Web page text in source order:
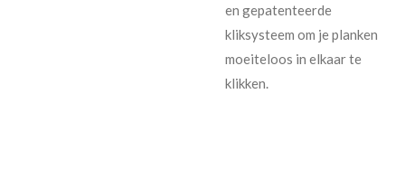
en gepatenteerde
kliksysteem om je planken
moeiteloos in elkaar te
klikken.